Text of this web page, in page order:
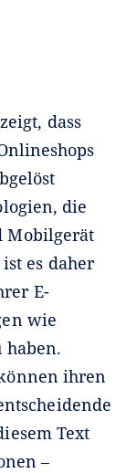
dass
die
Mobilgerät
es daher
E-
wie
haben.
ihren
Text
–